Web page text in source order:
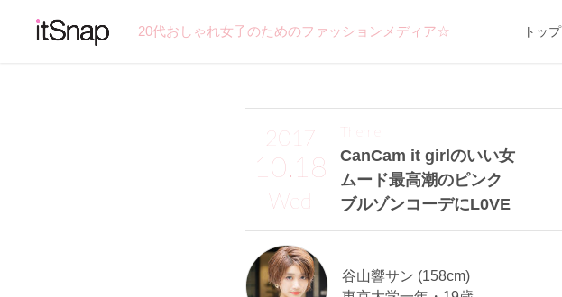
20代おしゃれ女子のためのファッションメディア☆ トップ
2017
10.18
Wed
CanCam it girlのいい女
ムード最高潮のピンク
ブルゾンコーデにL0VE
Theme
谷山響サン (158cm)